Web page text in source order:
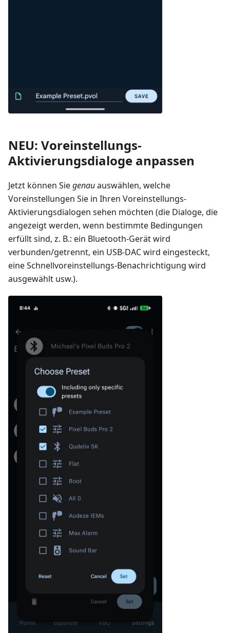
NEU: Voreinstellungs-
Aktivierungsdialoge anpassen
Jetzt können Siegenauauswählen, welche
Voreinstellungen Sie in Ihren Voreinstellungs-
Aktivierungsdialogen sehen möchten (die Dialoge, die
angezeigt werden, wenn bestimmte Bedingungen
erfüllt sind, z. B.: ein Bluetooth-Gerät wird
verbunden/getrennt, ein USB-DAC wird eingesteckt,
eine Schnellvoreinstellungs-Benachrichtigung wird
ausgewählt usw.).